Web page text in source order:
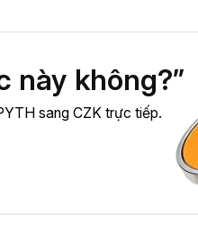
này không?”
sang CZK trực tiếp.